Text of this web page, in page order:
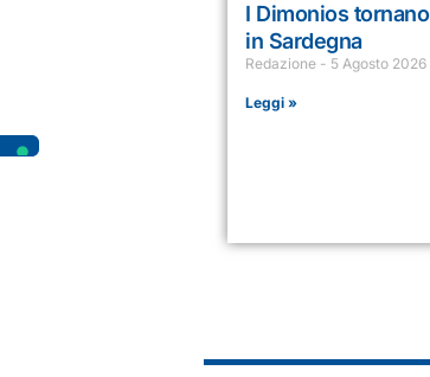
I Dimonios tornano
in Sardegna
Redazione 5 Agosto 2026
Leggi »